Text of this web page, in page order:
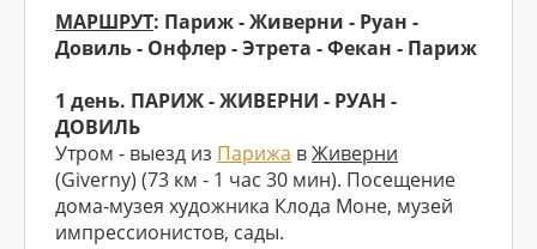
МАРШРУТ: Париж - Живерни - Руан -
Довиль - Онфлер - Этрета - Фекан - Париж
1 день. ПАРИЖ - ЖИВЕРНИ - РУАН -
ДОВИЛЬ
Утром - выезд из Парижа вЖиверни
(Giverny) (73 км - 1 час 30 мин). Посещение
дома-музея художника Клода Моне, музей
импрессионистов, сады.